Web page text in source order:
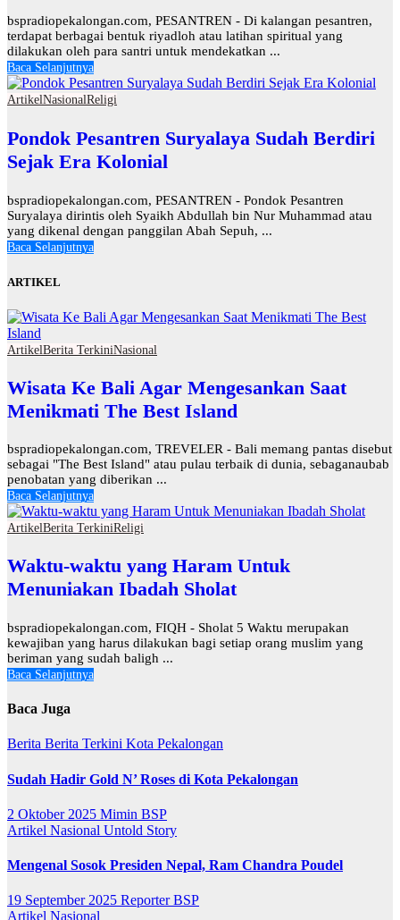
bspradiopekalongan.com, PESANTREN - Di kalangan pesantren,
terdapat berbagai bentuk riyadloh atau latihan spiritual yang
dilakukan oleh para santri untuk mendekatkan ...
Baca Selanjutnya
ArtikelNasionalReligi
Pondok Pesantren Suryalaya Sudah Berdiri
Sejak Era Kolonial
bspradiopekalongan.com, PESANTREN - Pondok Pesantren
Suryalaya dirintis oleh Syaikh Abdullah bin Nur Muhammad atau
yang dikenal dengan panggilan Abah Sepuh, ...
Baca Selanjutnya
ARTIKEL
ArtikelBerita TerkiniNasional
Wisata Ke Bali Agar Mengesankan Saat
Menikmati The Best Island
bspradiopekalongan.com, TREVELER - Bali memang pantas disebut
sebagai "The Best Island" atau pulau terbaik di dunia, sebaganaubab
penobatan yang diberikan ...
Baca Selanjutnya
ArtikelBerita TerkiniReligi
Waktu-waktu yang Haram Untuk
Menuniakan Ibadah Sholat
bspradiopekalongan.com, FIQH - Sholat 5 Waktu merupakan
kewajiban yang harus dilakukan bagi setiap orang muslim yang
beriman yang sudah baligh ...
Baca Selanjutnya
Baca Juga
Berita Berita Terkini Kota Pekalongan
Sudah Hadir Gold N’ Roses di Kota Pekalongan
2 Oktober 2025 Mimin BSP
Artikel Nasional Untold Story
Mengenal Sosok Presiden Nepal, Ram Chandra Poudel
19 September 2025 Reporter BSP
Artikel Nasional